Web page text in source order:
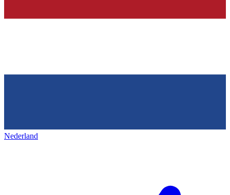
Nederland